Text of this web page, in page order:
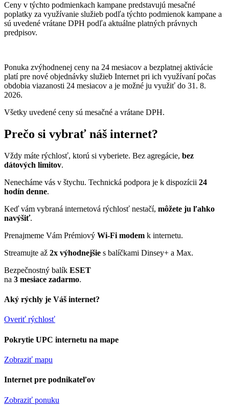
Ceny v týchto podmienkach kampane predstavujú mesačné
poplatky za využívanie služieb podľa týchto podmienok kampane a
sú uvedené vrátane DPH podľa aktuálne platných právnych
predpisov.
Ponuka zvýhodnenej ceny na 24 mesiacov a bezplatnej aktivácie
platípre nové objednávky služieb Internet pri ich využívaní počas
obdobia viazanosti 24 mesiacov a je možné ju využiť do 31. 8.
2026.
Všetky uvedené ceny sú mesačné a vrátane DPH.
Prečo si vybrať náš internet?
Vždy máte rýchlosť, ktorú si vyberiete. Bez agregácie, bez
dátových limitov.
Nenecháme vás v štychu. Technická podpora je k dispozícii 24
hodín denne.
Keď vám vybraná internetová rýchlosť nestačí, môžete ju ľahko
navýšiť.
Prenajmeme Vám Prémiový Wi-Fi modem k internetu.
Streamujte až 2x výhodnejšie s balíčkami Dinsey+ a Max.
Bezpečnostný balík ESET
na 3 mesiace zadarmo.
Aký rýchly je Váš internet?
Overiť rýchlosť
Pokrytie UPC internetu na mape
Zobraziť mapu
Internet pre podnikateľov
Zobraziť ponuku